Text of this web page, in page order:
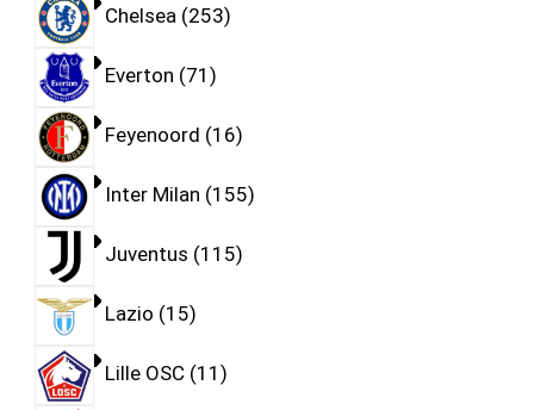
Chelsea 253
Everton 71
Feyenoord 16
Inter Milan 155
Juventus 115
Lazio 15
Lille OSC 11